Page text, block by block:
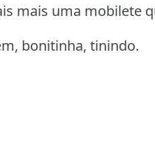
mais uma mobilete
bonitinha, tinindo.